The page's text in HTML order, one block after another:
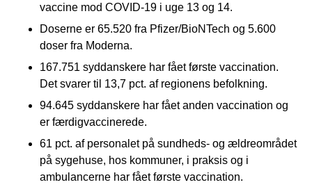
vaccine mod COVID-19 i uge 13 og 14.
Doserne er 65.520 fra Pfizer/BioNTech og 5.600
doser fra Moderna.
167.751 syddanskere har fået første vaccination.
Det svarer til 13,7 pct. af regionens befolkning.
94.645 syddanskere har fået anden vaccination og
er færdigvaccinerede.
61 pct. af personalet på sundheds- og ældreområdet
på sygehuse, hos kommuner, i praksis og i
ambulancerne har fået første vaccination.